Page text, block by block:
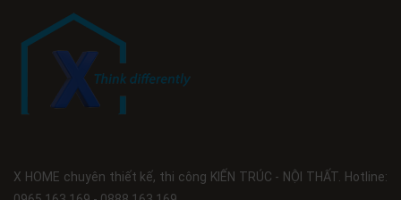
X HOME chuyên thiết kế, thi công KIẾN TRÚC - NỘI THẤT. Hotline: